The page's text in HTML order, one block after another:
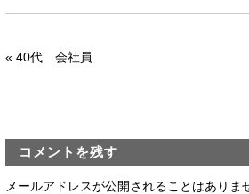
« 40代 会社員
コメントを残す
メールアドレスが公開されることはありま